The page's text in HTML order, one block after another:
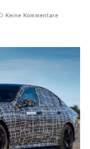
Keine Kommentare